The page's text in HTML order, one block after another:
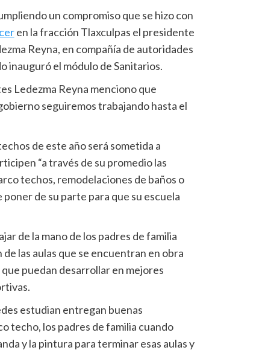
un compromiso que se hizo con
en la fracción Tlaxculpas el presidente
Reyna, en compañía de autoridades
inauguró el módulo de Sanitarios.
Ledezma Reyna menciono que
seguiremos trabajando hasta el
de este año será sometida a
“a través de su promedio las
techos, remodelaciones de baños o
de su parte para que su escuela
de la mano de los padres de familia
las aulas que se encuentran en obra
puedan desarrollar en mejores
estudian entregan buenas
techo, los padres de familia cuando
y la pintura para terminar esas aulas y